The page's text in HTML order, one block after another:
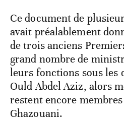
Ce document de
avait préalablement
de trois anciens
grand nombre de
leurs fonctions sous les
Ould Abdel Aziz, alors
restent encore
Ghazouani.